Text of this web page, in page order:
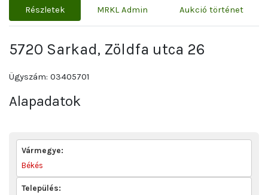
Részletek MRKL Admin Aukció történet
5720 Sarkad, Zöldfa utca 26
Ügyszám: 03405701
Alapadatok
Vármegye:
Békés
Település: